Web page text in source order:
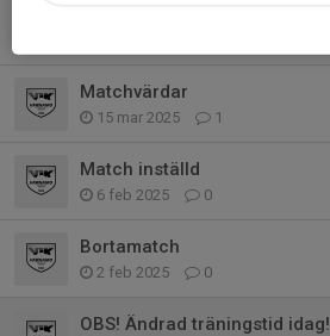
Matchvärdar
15 mar 2025 1
Match inställd
6 feb 2025 0
Bortamatch
2 feb 2025 0
OBS! Ändrad träningstid idag!